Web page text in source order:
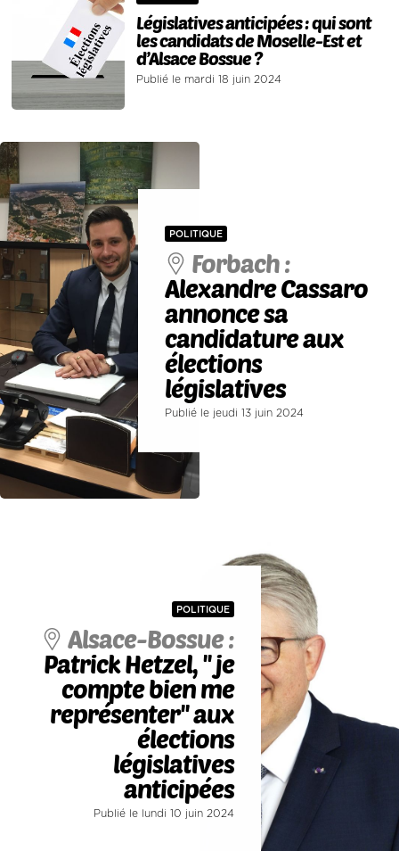
Législatives anticipées : qui sont
les candidats de Moselle-Est et
d’Alsace Bossue ?
Publié le mardi 18 juin 2024
POLITIQUE
Forbach :
Alexandre Cassaro
annonce sa
candidature aux
élections
législatives
Publié le jeudi 13 juin 2024
POLITIQUE
Alsace-Bossue :
Patrick Hetzel, '' je
compte bien me
représenter'' aux
élections
législatives
anticipées
Publié le lundi 10 juin 2024